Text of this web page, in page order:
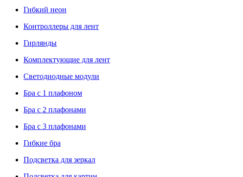
Гибкий неон
Контроллеры для лент
Гирлянды
Комплектующие для лент
Светодиодные модули
Бра с 1 плафоном
Бра с 2 плафонами
Бра с 3 плафонами
Гибкие бра
Подсветка для зеркал